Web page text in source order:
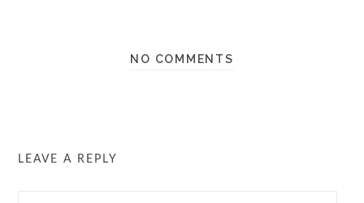
NO COMMENTS
LEAVE A REPLY